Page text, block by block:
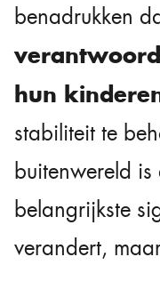
benadrukken
hun
stabiliteit te
buitenwereld
belangrijkste
verandert,